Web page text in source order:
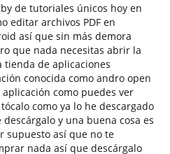
de tutoriales únicos hoy en
editar archivos PDF en
así que sin más demora
que nada necesitas abrir la
tienda de aplicaciones
conocida como andro open
como puedes ver
como ya lo he descargado
y una buena cosa es
supuesto así que no te
nada así que descárgalo